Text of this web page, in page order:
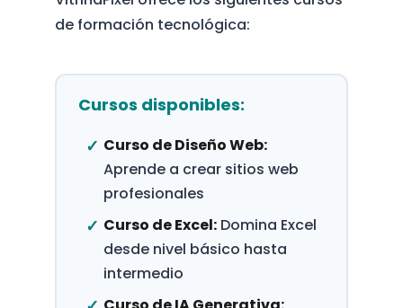
de formación tecnológica:
Cursos disponibles:
Curso de Diseño Web:
Aprende a crear sitios web
profesionales
Curso de Excel:Domina Excel
desde nivel básico hasta
intermedio